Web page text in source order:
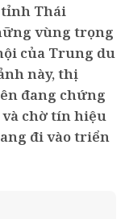
tỉnh Thái
vùng trọng
của Trung du
này, thị
đang chứng
chờ tín hiệu
đi vào triển